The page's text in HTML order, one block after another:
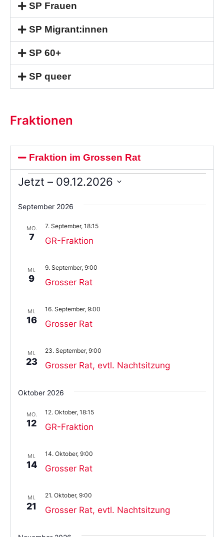
SP Frauen
SP Migrant:innen
SP 60+
SP queer
Fraktionen
Fraktion im Grossen Rat
Jetzt – 09.12.2026
Sie
das
aus.
September 2026
MO.
7 GR-Fraktion
7. September, 18:15
MI.
9 Grosser Rat
9. September, 9:00
MI.
16 Grosser Rat
16. September, 9:00
MI.
23 Grosser Rat, evtl. Nachtsitzung
23. September, 9:00
Oktober 2026
MO.
12 GR-Fraktion
12. Oktober, 18:15
MI.
14 Grosser Rat
14. Oktober, 9:00
MI.
21 Grosser Rat, evtl. Nachtsitzung
21. Oktober, 9:00